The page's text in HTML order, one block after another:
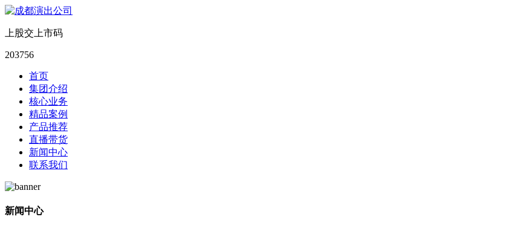
上股交上市码
203756
首页
集团介绍
核心业务
精品案例
产品推荐
直播带货
新闻中心
联系我们
新闻中心